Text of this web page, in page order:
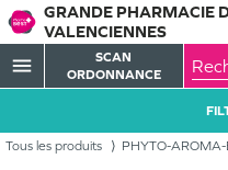
GRANDE PHARMACIE
VALENCIENNES
menu
SCAN
ORDONNANCE
Tous les produits PHYTO-AROMA-